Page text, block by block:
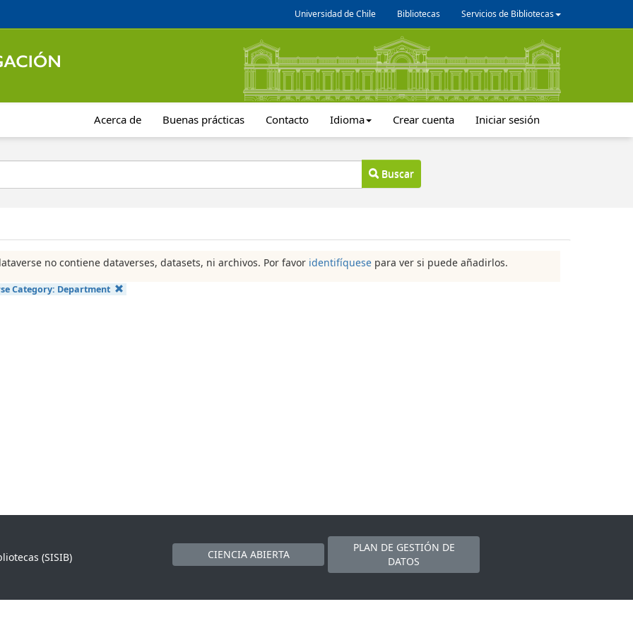
Universidad de Chile Bibliotecas Servicios de Bibliotecas
Acerca de Buenas prácticas Contacto Idioma Crear cuenta Iniciar sesión
Buscar
no contiene dataverses, datasets, ni archivos. Por favor identifíquese para ver si puede añadirlos.
Category: Department
(SISIB)
CIENCIA ABIERTA
PLAN DE GESTIÓN DE
DATOS